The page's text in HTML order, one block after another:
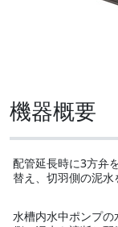
機器概要
配管延長時に3方弁
替え、切羽側の泥水
水槽内水中ポンプ